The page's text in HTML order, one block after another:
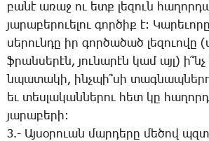
բա­նէ ա­ռաջ ու ետք լե­զուն
յա­րա­բե­րո­ւե­լու գոր­ծիք է:
սե­րուն­դը իր գոր­ծա­ծած լե­զո­ւո­վը
ֆրան­սե­րէն, յու­նա­րէն կամ այլ)
նպա­տա­կի, ինչ­պի՞­սի
եւ տես­լա­կան­նե­րու հետ կը
յա­րա­բե­րի:
3.- Այ­սօ­րո­ւան մար­դե­րը մե­ծով